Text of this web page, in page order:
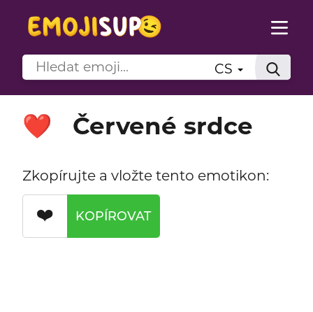
CS
❤️ Červené srdce
Zkopírujte a vložte tento emotikon:
❤️ KOPÍROVAT